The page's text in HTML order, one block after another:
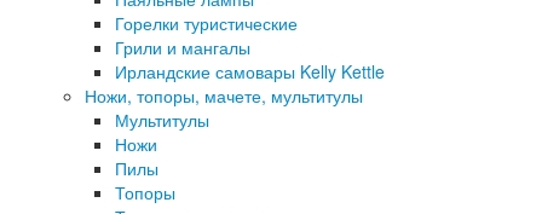
Горелки туристические
Грили и мангалы
Ирландские самовары Kelly Kettle
Ножи, топоры, мачете, мультитулы
Мультитулы
Ножи
Пилы
Топоры